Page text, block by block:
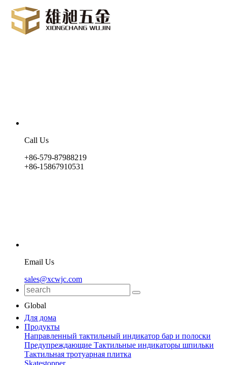
Call Us
+86-579-87988219
+86-15867910531
Email Us
sales@xcwjc.com
Global
Для дома
Продукты
Направленный тактильный индикатор бар и полоски
Предупреждающие Тактильные индикаторы шпильки
Тактильная тротуарная плитка
Skatestopper